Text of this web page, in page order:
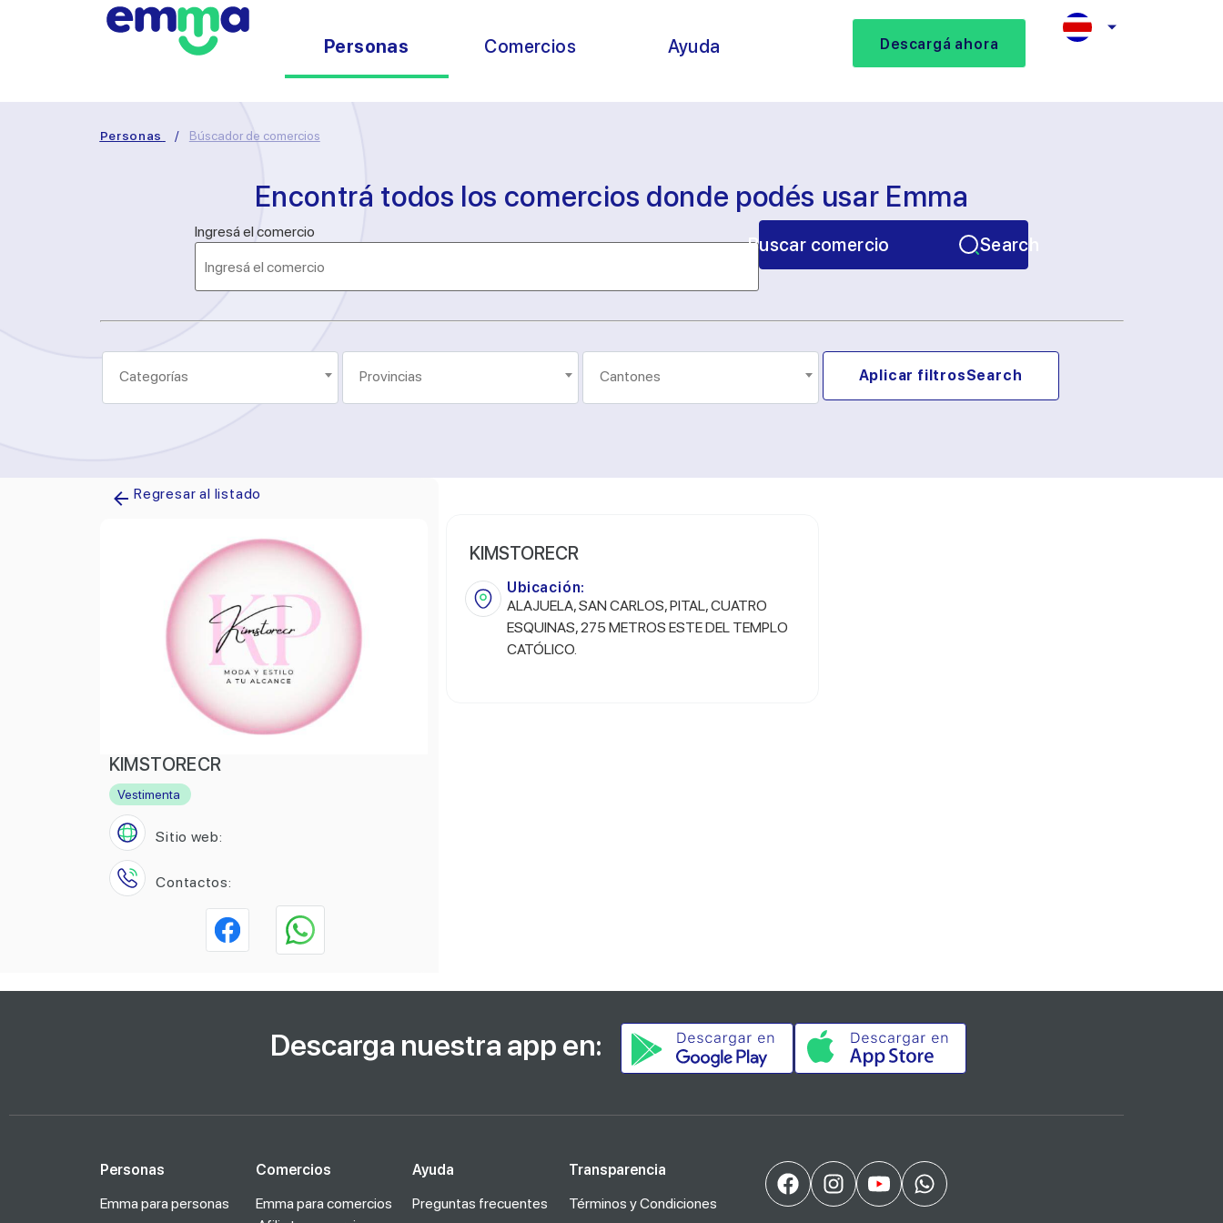
Personas Comercios Ayuda Descargá ahora
Personas / Búscador de comercios
Encontrá todos los comercios donde podés usar Emma
Ingresá el comercio
Buscar comercio Search
Aplicar filtrosSearch
Regresar al listado
KIMSTORECR
Vestimenta
Sitio web:
Contactos:
KIMSTORECR
Ubicación:
ALAJUELA, SAN CARLOS, PITAL, CUATRO
ESQUINAS, 275 METROS ESTE DEL TEMPLO
CATÓLICO.
Descarga nuestra app en:
Personas
Emma para personas
Comercios
Emma para comercios
Ayuda
Preguntas frecuentes
Transparencia
Términos y Condiciones